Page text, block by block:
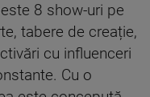
8 show-uri pe
tabere de creație,
cu influenceri
Cu o